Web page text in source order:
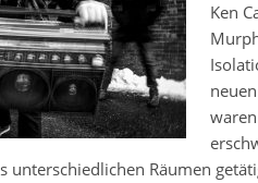
Ken
unterschiedlichen Räumen